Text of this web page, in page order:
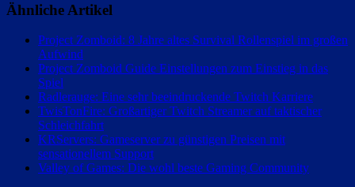
Ähnliche Artikel
Project Zomboid: 8 Jahre altes Survival Rollenspiel im großen
Aufwind
Project Zomboid Guide Einstellungen zum Einstieg in das
Spiel
Radlerauge: Eine sehr beeindruckende Twitch Karriere
TwisTonFire: Großartiger Twitch Streamer auf taktischer
Schleichfahrt
KRServers: Gameserver zu günstigen Preisen mit
sensationellem Support
Valley of Games: Die wohl beste Gaming Community